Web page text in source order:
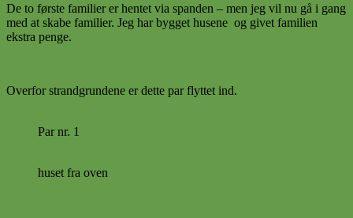
De to første familier er hentet via spanden – men jeg vil nu gå i gang
med at skabe familier. Jeg har bygget husene og givet familien
ekstra penge.
Overfor strandgrundene er dette par flyttet ind.
Par nr. 1
huset fra oven